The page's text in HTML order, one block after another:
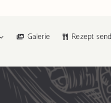
Galerie Rezept